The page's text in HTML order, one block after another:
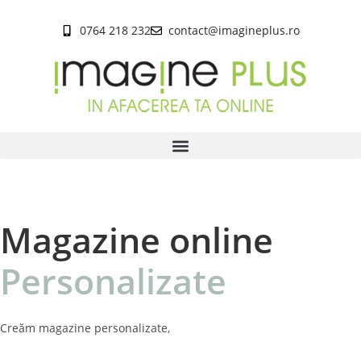
0764 218 232
contact@imagineplus.ro
Magazine online
Personalizate
Creăm magazine personalizate,